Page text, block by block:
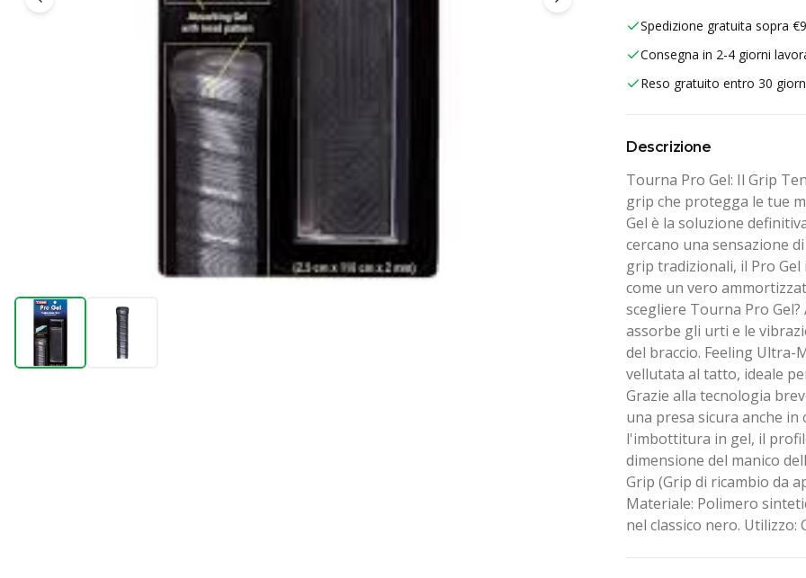
Spedizione gratuita sopra
Consegna in 2-4 giorni
Reso gratuito entro 30
Descrizione
Tourna Pro Gel: Il Grip
grip che protegga le tue
Gel è la soluzione
cercano una sensazione
grip tradizionali, il Pro
come un vero
scegliere Tourna Pro
assorbe gli urti e le
del braccio. Feeling
vellutata al tatto, ideale
Grazie alla tecnologia
una presa sicura anche
l'imbottitura in gel, il
dimensione del manico
Grip (Grip di ricambio da
Materiale: Polimero
nel classico nero. Utilizzo: